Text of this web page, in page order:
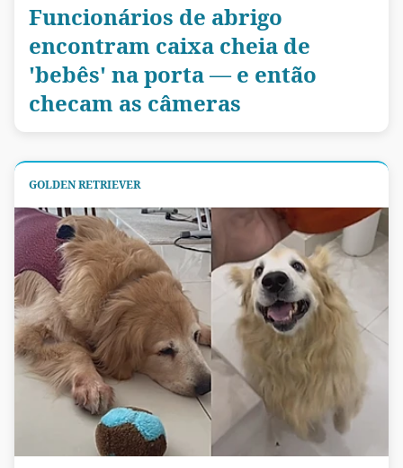
Funcionários de abrigo
encontram caixa cheia de
'bebês' na porta — e então
checam as câmeras
GOLDEN RETRIEVER